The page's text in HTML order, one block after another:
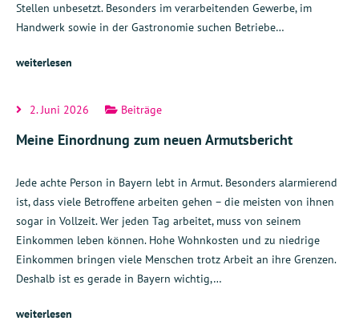
Stellen unbesetzt. Besonders im verarbeitenden Gewerbe, im
Handwerk sowie in der Gastronomie suchen Betriebe…
weiterlesen
2. Juni 2026 Beiträge
Meine Einordnung zum neuen Armutsbericht
Jede achte Person in Bayern lebt in Armut. Besonders alarmierend
ist, dass viele Betroffene arbeiten gehen – die meisten von ihnen
sogar in Vollzeit. Wer jeden Tag arbeitet, muss von seinem
Einkommen leben können. Hohe Wohnkosten und zu niedrige
Einkommen bringen viele Menschen trotz Arbeit an ihre Grenzen.
Deshalb ist es gerade in Bayern wichtig,…
weiterlesen